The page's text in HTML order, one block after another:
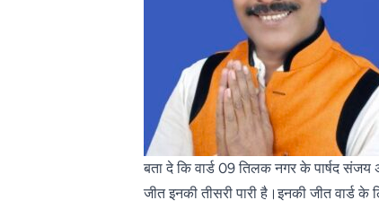
बता दे कि वार्ड 09 तिलक नगर के पार्षद
जीत इनकी तीसरी पारी है।इनकी जीत वार्ड